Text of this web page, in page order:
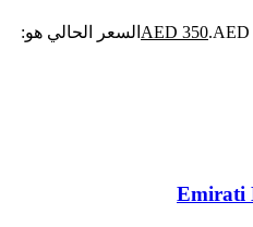
AED
AED 350
السعر الحالي هو: